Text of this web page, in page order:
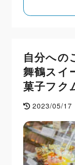
自分への
舞鶴スイ
菓子フク
2023/05/17